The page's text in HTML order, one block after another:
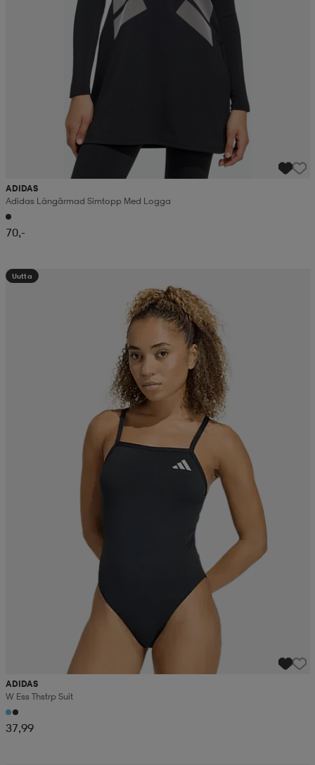
ADIDAS
Adidas Långärmad Simtopp Med Logga
70,-
Uutta
ADIDAS
W Ess Thstrp Suit
37,99